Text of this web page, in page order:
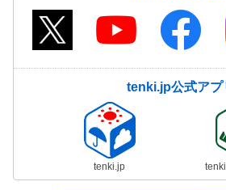
tenki.jp公式アプ
tenki.jp